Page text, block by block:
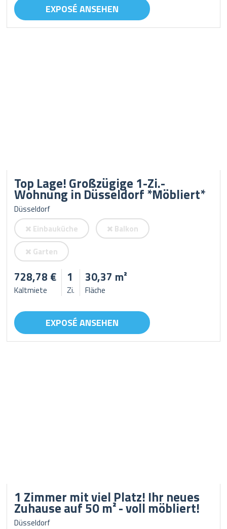
EXPOSÉ ANSEHEN
Top Lage! Großzügige 1-Zi.-
Wohnung in Düsseldorf *Möbliert*
Düsseldorf
Einbauküche
Balkon
Garten
728,78 €
Kaltmiete
1
Zi.
30,37 m²
Fläche
EXPOSÉ ANSEHEN
1 Zimmer mit viel Platz! Ihr neues
Zuhause auf 50 m² - voll möbliert!
Düsseldorf